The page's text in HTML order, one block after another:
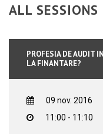
ALL
PROFESIA DE AUDIT
LA FINANTARE?
09 nov. 2016
11:00 - 11:10